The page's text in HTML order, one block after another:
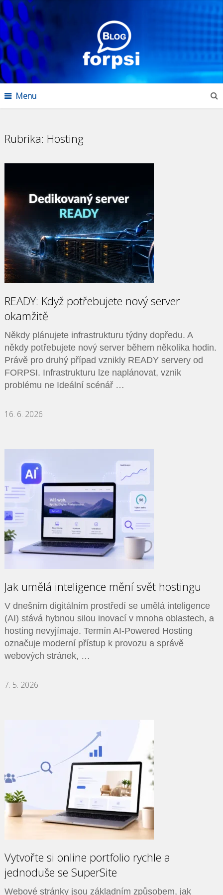
Menu
Rubrika: Hosting
READY: Když potřebujete nový server
okamžitě
Někdy plánujete infrastrukturu týdny dopředu. A
někdy potřebujete nový server během několika hodin.
Právě pro druhý případ vznikly READY servery od
FORPSI. Infrastrukturu lze naplánovat, vznik
problému ne Ideální scénář …
16. 6. 2026
Jak umělá inteligence mění svět hostingu
V dnešním digitálním prostředí se umělá inteligence
(AI) stává hybnou silou inovací v mnoha oblastech, a
hosting nevyjímaje. Termín AI-Powered Hosting
označuje moderní přístup k provozu a správě
webových stránek, …
7. 5. 2026
Vytvořte si online portfolio rychle a
jednoduše se SuperSite
Webové stránky jsou základním způsobem, jak